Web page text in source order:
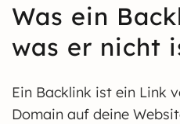
Was ein
was er nicht
Ein Backlink ist ein Link
Domain auf deine